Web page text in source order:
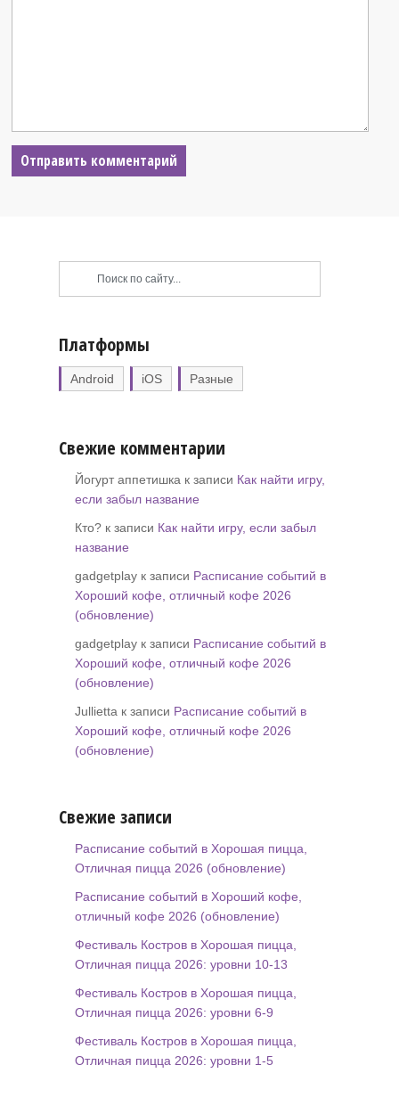
Платформы
Android iOS Разные
Свежие комментарии
Йогурт аппетишка к записи Как найти игру,
если забыл название
Кто? к записи Как найти игру, если забыл
название
gadgetplay к записи Расписание событий в
Хороший кофе, отличный кофе 2026
(обновление)
gadgetplay к записи Расписание событий в
Хороший кофе, отличный кофе 2026
(обновление)
Jullietta к записи Расписание событий в
Хороший кофе, отличный кофе 2026
(обновление)
Свежие записи
Расписание событий в Хорошая пицца,
Отличная пицца 2026 (обновление)
Расписание событий в Хороший кофе,
отличный кофе 2026 (обновление)
Фестиваль Костров в Хорошая пицца,
Отличная пицца 2026: уровни 10-13
Фестиваль Костров в Хорошая пицца,
Отличная пицца 2026: уровни 6-9
Фестиваль Костров в Хорошая пицца,
Отличная пицца 2026: уровни 1-5